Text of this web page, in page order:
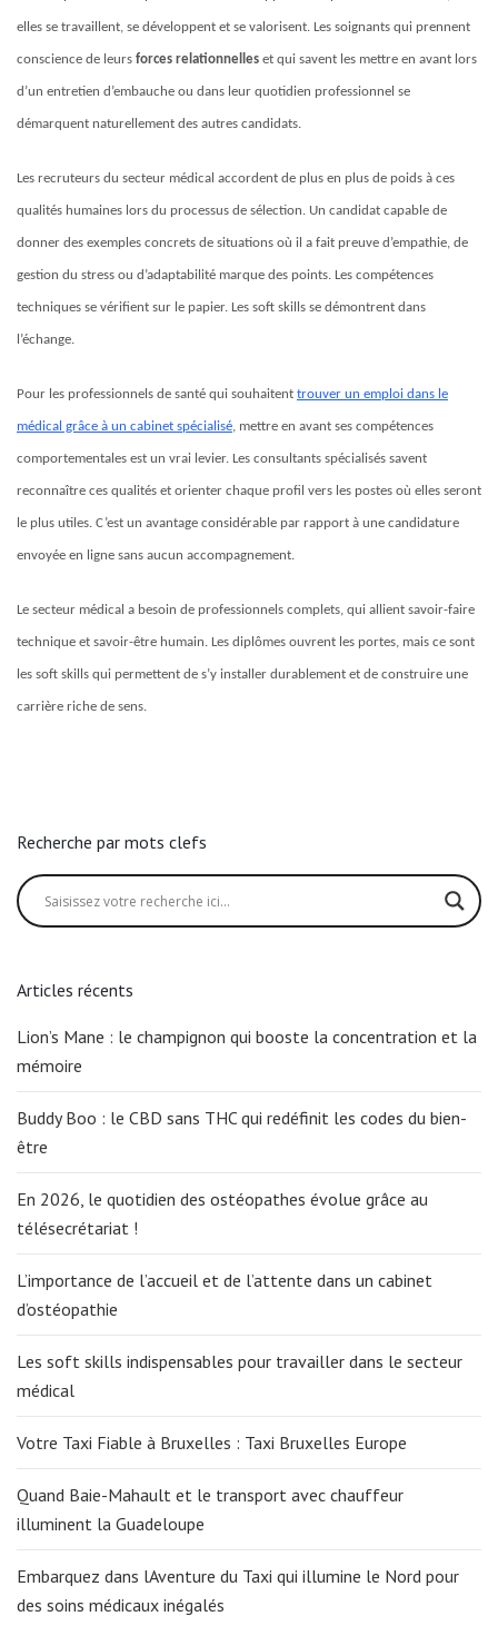
elles se travaillent, se développent et se valorisent. Les soignants qui prennent
conscience de leurs forces relationnelles et qui savent les mettre en avant lors
d’un entretien d’embauche ou dans leur quotidien professionnel se
démarquent naturellement des autres candidats.
Les recruteurs du secteur médical accordent de plus en plus de poids à ces
qualités humaines lors du processus de sélection. Un candidat capable de
donner des exemples concrets de situations où il a fait preuve d’empathie, de
gestion du stress ou d’adaptabilité marque des points. Les compétences
techniques se vérifient sur le papier. Les soft skills se démontrent dans
l’échange.
Pour les professionnels de santé qui souhaitent trouver un emploi dans le
médical grâce à un cabinet spécialisé, mettre en avant ses compétences
comportementales est un vrai levier. Les consultants spécialisés savent
reconnaître ces qualités et orienter chaque profil vers les postes où elles seront
le plus utiles. C’est un avantage considérable par rapport à une candidature
envoyée en ligne sans aucun accompagnement.
Le secteur médical a besoin de professionnels complets, qui allient savoir-faire
technique et savoir-être humain. Les diplômes ouvrent les portes, mais ce sont
les soft skills qui permettent de s’y installer durablement et de construire une
carrière riche de sens.
Recherche par mots clefs
Articles récents
Lion’s Mane : le champignon qui booste la concentration et la
mémoire
Buddy Boo : le CBD sans THC qui redéfinit les codes du bien-
être
En 2026, le quotidien des ostéopathes évolue grâce au
télésecrétariat !
L’importance de l’accueil et de l’attente dans un cabinet
d’ostéopathie
Les soft skills indispensables pour travailler dans le secteur
médical
Votre Taxi Fiable à Bruxelles : Taxi Bruxelles Europe
Quand Baie-Mahault et le transport avec chauffeur
illuminent la Guadeloupe
Embarquez dans lAventure du Taxi qui illumine le Nord pour
des soins médicaux inégalés